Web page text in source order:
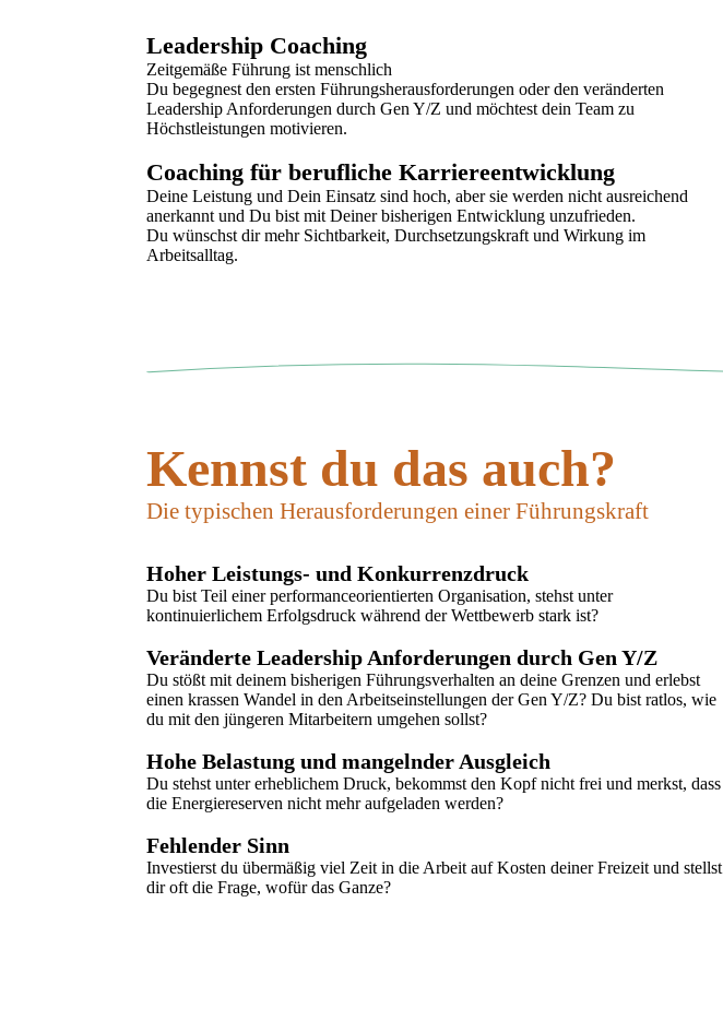
Leadership Coaching
Zeitgemäße Führung ist menschlich
Du begegnest den ersten Führungsherausforderungen oder den veränderten
Leadership Anforderungen durch Gen Y/Z und möchtest dein Team zu
Höchstleistungen motivieren.
Coaching für berufliche Karriereentwicklung
Deine Leistung und Dein Einsatz sind hoch, aber sie werden nicht ausreichend
anerkannt und Du bist mit Deiner bisherigen Entwicklung unzufrieden.
Du wünschst dir mehr Sichtbarkeit, Durchsetzungskraft und Wirkung im
Arbeitsalltag.
Kennst du das auch?
Die typischen Herausforderungen einer Führungskraft
Hoher Leistungs- und Konkurrenzdruck
Du bist Teil einer performanceorientierten Organisation, stehst unter
kontinuierlichem Erfolgsdruck während der Wettbewerb stark ist?
Veränderte Leadership Anforderungen durch Gen Y/Z
Du stößt mit deinem bisherigen Führungsverhalten an deine Grenzen und erlebst
einen krassen Wandel in den Arbeitseinstellungen der Gen Y/Z? Du bist ratlos, wie
du mit den jüngeren Mitarbeitern umgehen sollst?
Hohe Belastung und mangelnder Ausgleich
Du stehst unter erheblichem Druck, bekommst den Kopf nicht frei und merkst, dass
die Energiereserven nicht mehr aufgeladen werden?
Fehlender Sinn
Investierst du übermäßig viel Zeit in die Arbeit auf Kosten deiner Freizeit und stellst
dir oft die Frage, wofür das Ganze?